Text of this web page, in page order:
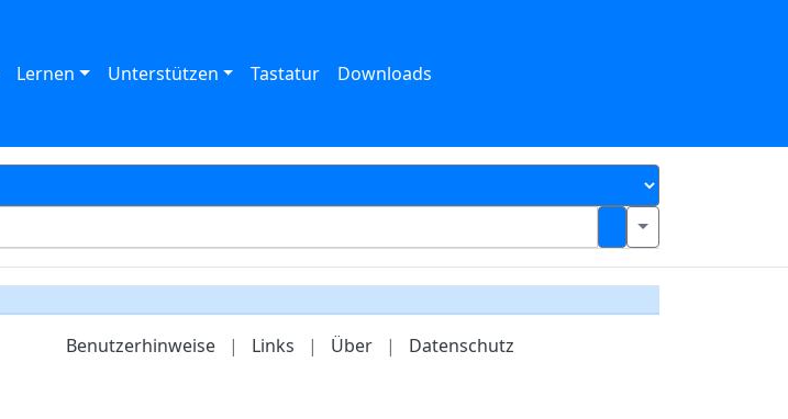
Lernen Unterstützen Tastatur Downloads
Benutzerhinweise | Links | Über | Datenschutz